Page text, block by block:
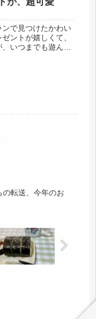
で見つけたかわい
ントが嬉しくて、
いつまでも遊んで
の転送、今年のお